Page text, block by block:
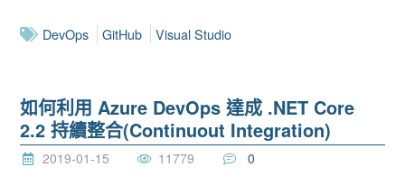
DevOps GitHub Visual Studio
如何利用 Azure DevOps 達成 .NET Core
2.2 持續整合(Continuout Integration)
2019-01-15 11779 0